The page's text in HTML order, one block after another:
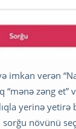
verən
zəng et”
yerinə
növünü